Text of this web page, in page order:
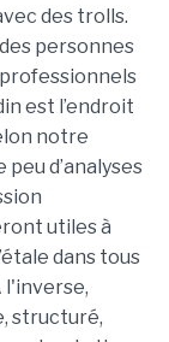
des trolls.
personnes
est l’endroit
notre
d’analyses
utiles à
dans tous
l'inverse,
structuré,